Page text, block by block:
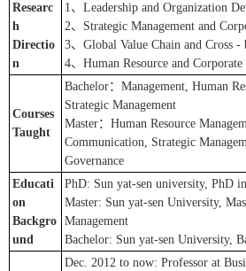
Researc
h
Directio
n
1、Leadership and Organization
2、Strategic Management and
3、Global Value Chain and Cross
4、Human Resource and
Courses
Taught
Bachelor：Management, Human
Strategic Management
Master：Human Resource
Communication, Strategic
Governance
Educati
on
Backgro
und
PhD: Sun yat-sen university, PhD
Master: Sun yat-sen University,
Management
Bachelor: Sun yat-sen University,
Dec. 2012 to now: Professor at